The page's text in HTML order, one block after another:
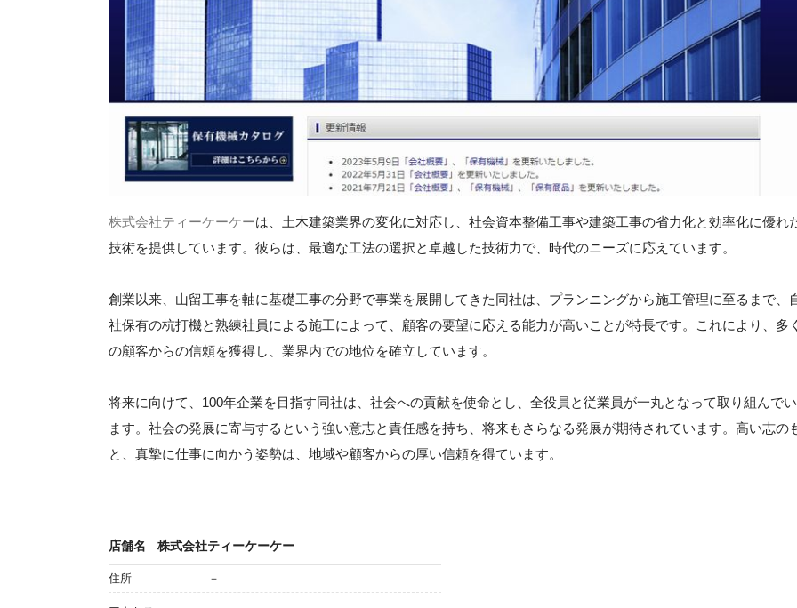
株式会社ティーケーケーは、土木建築業界の変化に対応し、社会資本整備工事や建築工事の省力化と効率化に優れ
技術を提供しています。彼らは、最適な工法の選択と卓越した技術力で、時代のニーズに応えています。
創業以来、山留工事を軸に基礎工事の分野で事業を展開してきた同社は、プランニングから施工管理に至るまで、
社保有の杭打機と熟練社員による施工によって、顧客の要望に応える能力が高いことが特長です。これにより、多く
の顧客からの信頼を獲得し、業界内での地位を確立しています。
将来に向けて、100年企業を目指す同社は、社会への貢献を使命とし、全役員と従業員が一丸となって取り組んでい
ます。社会の発展に寄与するという強い意志と責任感を持ち、将来もさらなる発展が期待されています。高い志の
と、真摯に仕事に向かう姿勢は、地域や顧客からの厚い信頼を得ています。
店舗名 株式会社ティーケーケー
住所 －